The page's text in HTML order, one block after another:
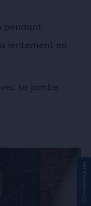
pendant
lentement en
ta jambe
Commentaires